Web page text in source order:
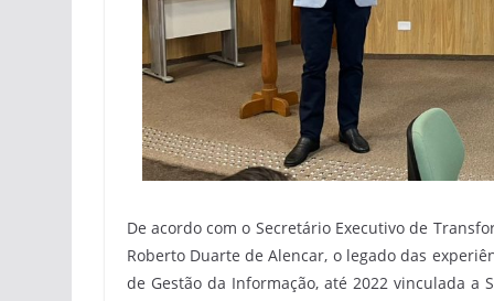
De acordo com o Secretário Executivo de
Roberto Duarte de Alencar, o legado das
de Gestão da Informação, até 2022 vinculada a